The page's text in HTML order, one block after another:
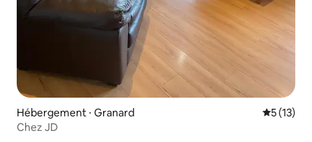
Hébergement ⋅ Granard
5 (13)
Chez JD